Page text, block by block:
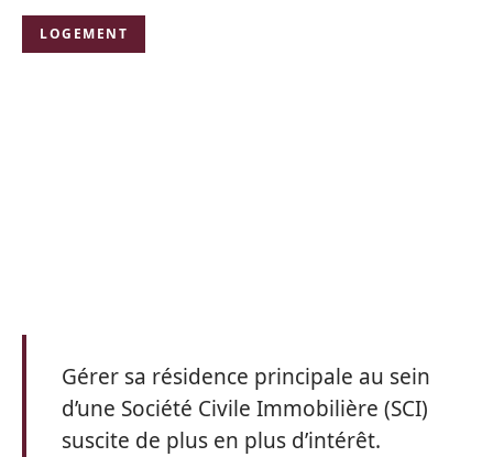
LOGEMENT
Gérer sa résidence principale au sein
d’une Société Civile Immobilière (SCI)
suscite de plus en plus d’intérêt.